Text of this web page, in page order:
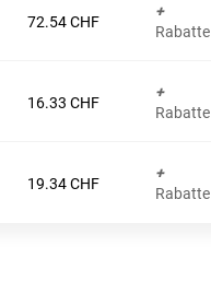
72.54CHF
+
Rabatte
16.33 CHF
+
Rabatte
19.34CHF
+
Rabatte